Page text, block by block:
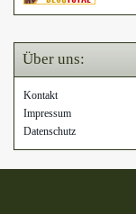
Über uns:
Kontakt
Impressum
Datenschutz